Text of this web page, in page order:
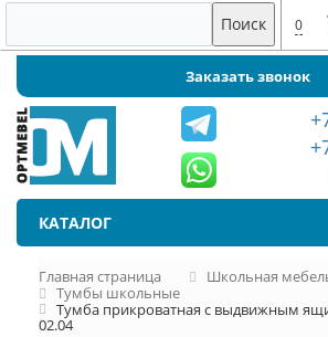
Поиск 0
Заказать звонок
КАТАЛОГ
Главная страница
Школьная
Тумбы школьные
Тумба прикроватная с выдвижным
02.04